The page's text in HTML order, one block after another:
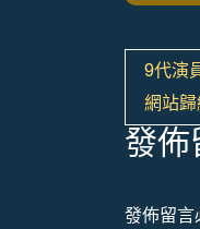
文
章
導
覽
9代演
網站
發
發佈留言